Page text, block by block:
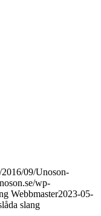
09/Unoson-
wp-
Webbmaster2023-05-
slang